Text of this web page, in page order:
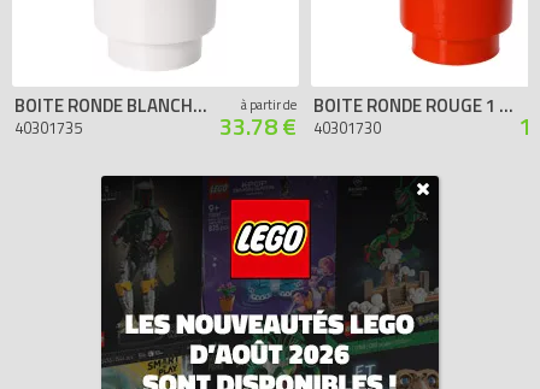
BOITE RONDE BLANCHE 1 PLOT
40301735
à partir de
33.78 €
BOITE RONDE ROUGE 1 PLOT
40301730